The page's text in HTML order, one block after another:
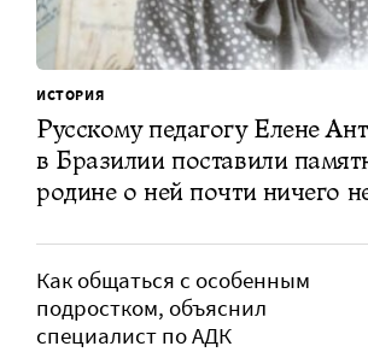
ИСТОРИЯ
Русскому педагогу Елене
в Бразилии поставили
родине о ней почти ничего
Как общаться с особенным
подростком, объяснил
специалист по АДК